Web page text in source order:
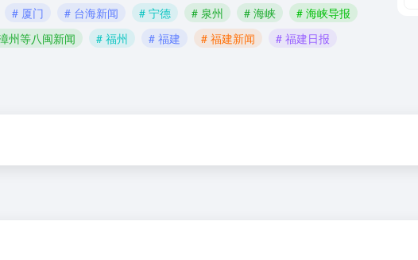
# 厦门 # 台海新闻 # 宁德 # 泉州 # 海峡
# 海峡导报
州等八闽新闻 # 福州 # 福建 # 福建新闻
# 福建日报